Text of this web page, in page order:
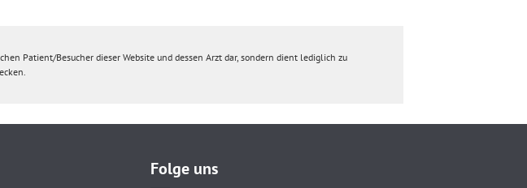
Patient/Besucher dieser Website und dessen Arzt dar, sondern dient lediglich zu
Folge uns